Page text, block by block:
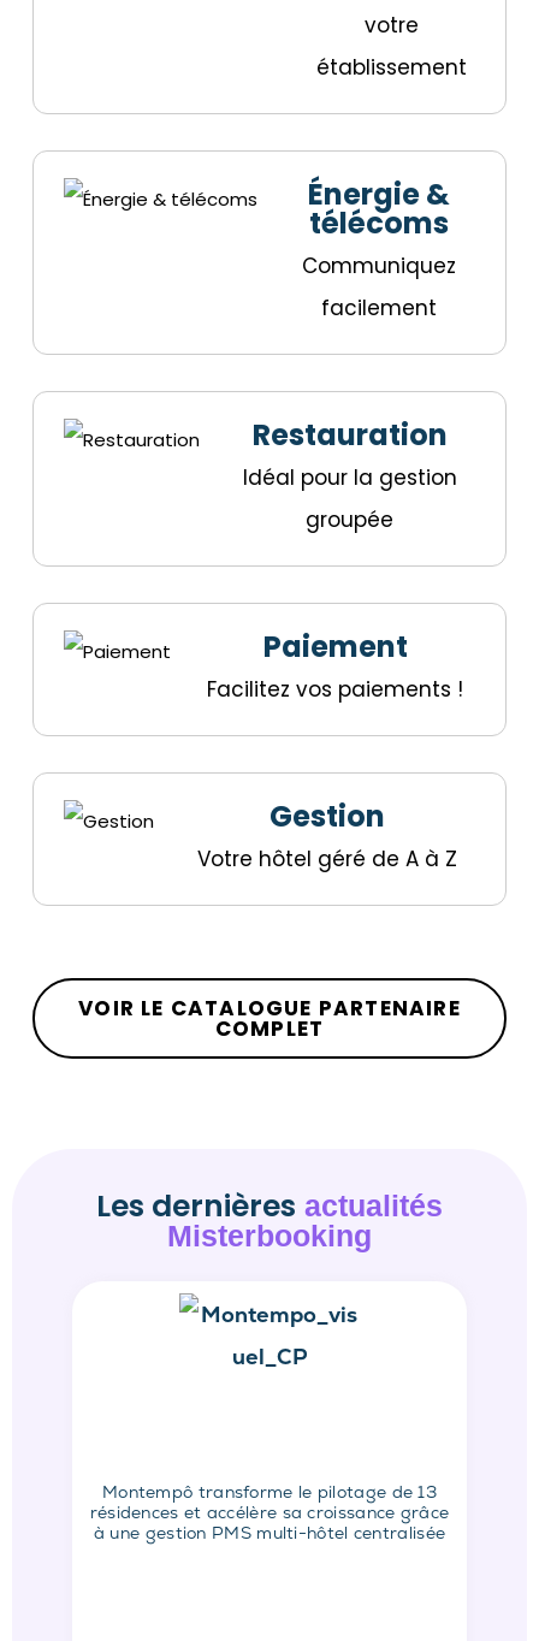
votre
établissement
Énergie &
télécoms
Communiquez
facilement
Restauration
Idéal pour la gestion
groupée
Paiement
Facilitez vos paiements !
Gestion
Votre hôtel géré de A à Z
VOIR LE CATALOGUE PARTENAIRE
COMPLET
Les dernières actualités
Misterbooking
Montempô transforme le pilotage de 13
résidences et accélère sa croissance grâce
à une gestion PMS multi-hôtel centralisée